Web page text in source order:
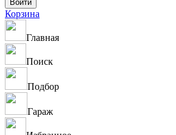
Корзина
Главная
Поиск
Подбор
Гараж